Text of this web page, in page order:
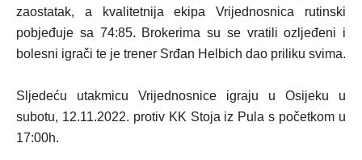
zaostatak, a kvalitetnija ekipa Vrijednosnica rutinski
pobjeđuje sa 74:85. Brokerima su se vratili ozljeđeni i
bolesni igrači te je trener Srđan Helbich dao priliku svima.
Sljedeću utakmicu Vrijednosnice igraju u Osijeku u
subotu, 12.11.2022. protiv KK Stoja iz Pula s početkom u
17:00h.